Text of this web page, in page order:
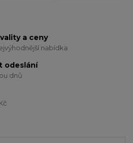
a ceny
nabídka
odeslání
dnů